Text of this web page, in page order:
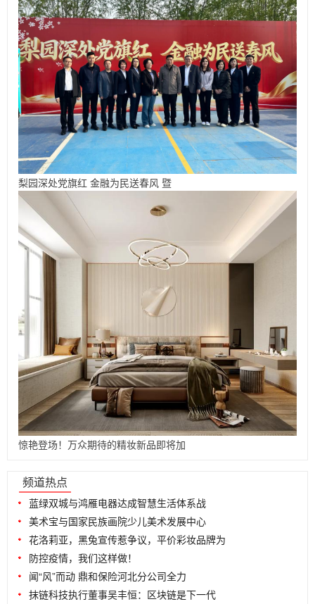
梨园深处党旗红 金融为民送春风 暨
惊艳登场！万众期待的精妆新品即将加
频道热点
蓝绿双城与鸿雁电器达成智慧生活体系战
美术宝与国家民族画院少儿美术发展中心
花洛莉亚，黑兔宣传惹争议，平价彩妆品牌为
防控疫情，我们这样做！
闻“风”而动 鼎和保险河北分公司全力
抹链科技执行董事吴丰恒：区块链是下一代